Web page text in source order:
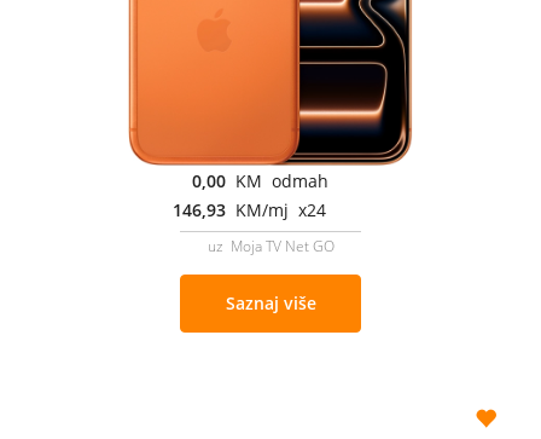
0,00 KM odmah
146,93 KM/mj x24
uz Moja TV Net GO
Saznaj više